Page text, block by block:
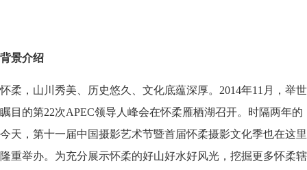
背景介绍
怀柔，山川秀美、历史悠久、文化底蕴深厚。 2014年11月，举世
瞩目的第22次APEC领导人峰会在怀柔雁栖湖召开。 时隔两年的
今天， 第十一届中国摄影艺术节暨首届怀柔摄影文化季也在这里
隆重举办。 为充分展示怀柔的好山好水好风光，挖掘更多怀柔辖